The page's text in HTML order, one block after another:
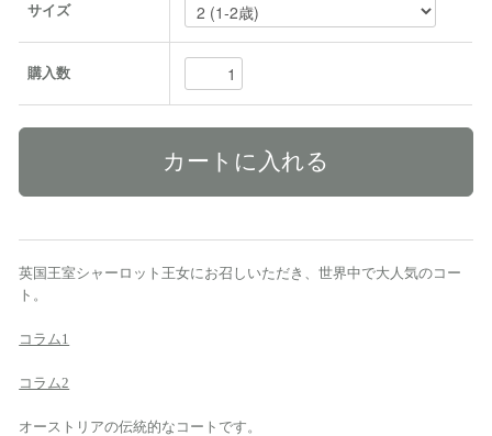
サイズ
購入数
英国王室シャーロット王女にお召しいただき、世界中で大人気のコー
ト。
コラム1
コラム2
オーストリアの伝統的なコートです。